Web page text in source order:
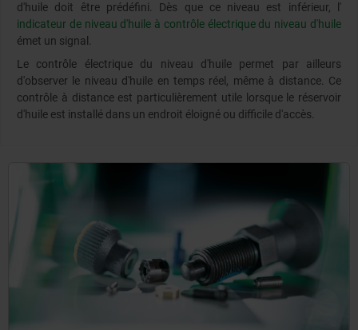
d'huile doit être prédéfini. Dès que ce niveau est inférieur, l'
indicateur de niveau d'huile à contrôle électrique du niveau d'huile
émet un signal.
Le contrôle électrique du niveau d'huile permet par ailleurs
d'observer le niveau d'huile en temps réel, même à distance. Ce
contrôle à distance est particulièrement utile lorsque le réservoir
d'huile est installé dans un endroit éloigné ou difficile d'accès.